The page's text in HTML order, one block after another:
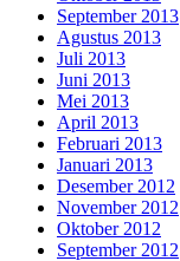
September 2013
Agustus 2013
Juli 2013
Juni 2013
Mei 2013
April 2013
Februari 2013
Januari 2013
Desember 2012
November 2012
Oktober 2012
September 2012